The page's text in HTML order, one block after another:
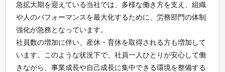
急拡大期を迎えている当社では、多様な働き方を支え、組織
や人のパフォーマンスを最大化するために、労務部門の体制
強化が急務となっています。
社員数の増加に伴い、産休・育休を取得される方も増加して
います。このような状況下で、社員一人ひとりが安心して働
きながら、事業成長や自己成長に集中できる環境を整備する